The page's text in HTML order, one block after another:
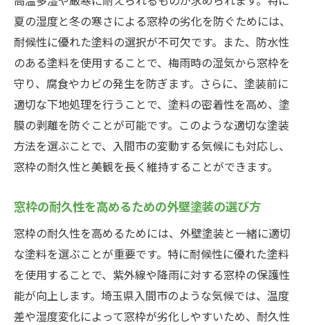
夏の湿度と冬の寒さによる窓枠の劣化を防ぐためには、
耐候性に優れた塗料の選択が不可欠です。また、防水性
のある塗料を使用することで、梅雨時の湿気から窓枠を
守り、腐食やカビの発生を防ぎます。さらに、塗装前に
適切な下地処理を行うことで、塗料の密着性を高め、塗
膜の剥離を防ぐことが可能です。このような適切な塗装
方法を選ぶことで、入間市の変動する気候にも対応し、
窓枠の耐久性と美観を長く維持することができます。
窓枠の耐久性を高めるための外壁塗装の選び方
窓枠の耐久性を高めるためには、外壁塗装と一緒に適切
な塗料を選ぶことが重要です。特に耐候性に優れた塗料
を使用することで、紫外線や降雨に対する窓枠の保護性
能が向上します。埼玉県入間市のような気候では、温度
差や湿度変化によって窓枠が劣化しやすいため、耐久性